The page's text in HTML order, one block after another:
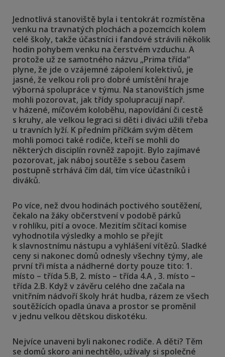
Jednotlivá stanoviště byla i tentokrát rozmístěna
venku na travnatých plochách a pozemcích kolem
celé školy, takže účastníci i fandové strávili několik
hodin pohybem venku na čerstvém vzduchu. A
protože už ze samotného názvu „Prima třída“
plyne, že jde o vzájemné zápolení kolektivů, je
jasné, že velkou roli pro dobré umístění hraje
výborná spolupráce v týmu. Na stanovištích jsme
mohli pozorovat, jak třídy spolupracují např.
v házené, míčovém koloběhu, napovídání či cestě
s kruhy, ale velkou legraci si děti i diváci užili třeba
u travních lyží. K předním příčkám svým dětem
mohli pomoci také rodiče, kteří se mohli do
některých disciplín rovněž zapojit. Bylo zajímavé
pozorovat, jak náboj soutěže s sebou časem
postupně strhává čím dál, tím více účastníků i
diváků.
Po více, než dvou hodinách poctivého soutěžení,
čekalo na žáky občerstvení v podobě párků
v rohlíku, pití a ovoce. Mezitím sčítací komise
vyhodnotila výsledky a mohlo se přejít
k slavnostnímu nástupu a vyhlášení vítězů. Sladké
ceny si nakonec domů odnesly všechny týmy, ale
první tři místa a nádherné dorty pouze tito: 1.
místo – třída 5.B, 2. místo – třída 4.A , 3. místo –
třída 2.B. Když v závěru celého dne začala na
vnitřním nádvoří školy hrát hudba, rázem ze všech
soutěžících opadla únava a prostor se proměnil
v jednu velkou dětskou diskotéku.
Nejvíce unaveni byli nakonec rodiče. A děti? Těm
se domů skoro ani nechtělo, užívaly si společné